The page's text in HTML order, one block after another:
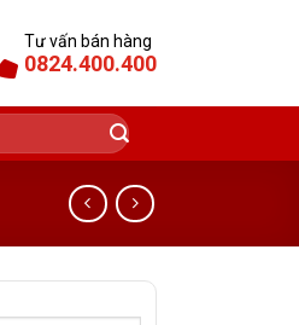
Tư vấn bán hàng
0824.400.400